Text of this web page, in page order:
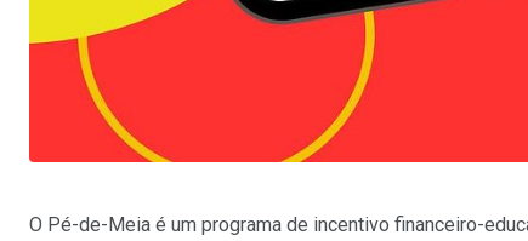
O Pé-de-Meia é um programa de incentivo financeiro-